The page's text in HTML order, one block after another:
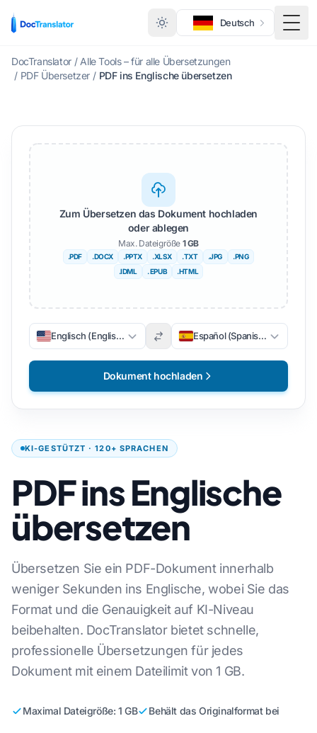
Deutsch
DocTranslator / Alle Tools – für alle Übersetzungen
/ PDF Übersetzer / PDF ins Englische übersetzen
KI-GESTÜTZT · 120+ SPRACHEN
PDF ins Englische
übersetzen
Übersetzen Sie ein PDF-Dokument innerhalb
weniger Sekunden ins Englische, wobei Sie das
Format und die Genauigkeit auf KI-Niveau
beibehalten. DocTranslator bietet schnelle,
professionelle Übersetzungen für jedes
Dokument mit einem Dateilimit von 1 GB.
Maximal Dateigröße: 1 GB Behält das Originalformat bei
Zum Übersetzen das Dokument hochladen
oder ablegen
Max. Dateigröße 1 GB
.PDF .DOCX .PPTX .XLSX .TXT .JPG
.PNG
.IDML
. EPUB .HTML
Englisch (Englisch) Español (Spanisch)
Dokument hochladen